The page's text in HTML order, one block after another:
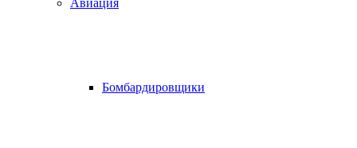
Авиация
Бомбардировщики